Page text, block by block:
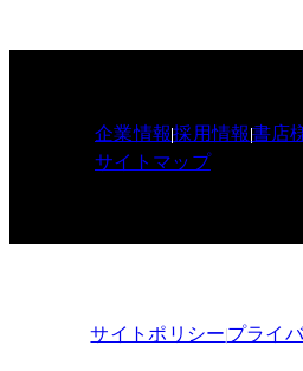
企業情報採用情報書店
サイトマップ
サイトポリシープライ